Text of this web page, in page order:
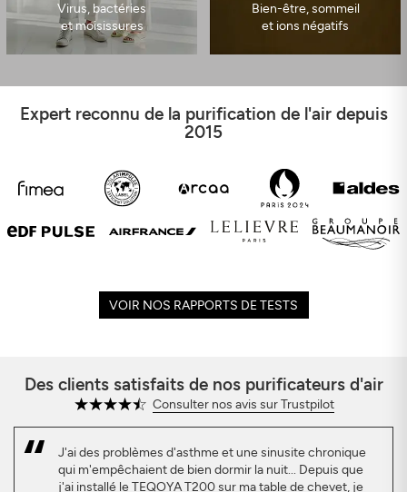
Virus, bactéries
et moisissures
Bien-être, sommeil
et ions négatifs
Expert reconnu de la purification de l'air depuis
2015
VOIR NOS RAPPORTS DE TESTS
Des clients satisfaits de nos purificateurs d'air
Consulter nos avis sur Trustpilot
J'ai des problèmes d'asthme et une sinusite chronique
qui m'empêchaient de bien dormir la nuit... Depuis que
j'ai installé le TEQOYA T200 sur ma table de chevet, je